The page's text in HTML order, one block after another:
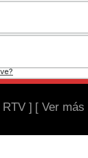
] [ Ver